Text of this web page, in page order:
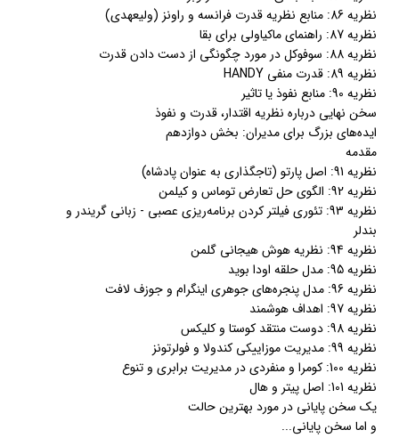
نظریه 86: منابع نظریه قدرت فرانسه و راونز (‌ولیعهدی)
نظریه 87: راهنمای ماکیاولی برای بقا
نظریه 88: سوفوکل در مورد چگونگی از دست دادن قدرت
نظریه 89: قدرت منفی HANDY
نظریه 90: منابع نفوذ یا تاثیر
سخن نهایی درباره نظریه اقتدار، قدرت و نفوذ
ایده‌های بزرگ برای مدیران: بخش دوازدهم
مقدمه
نظریه 91: اصل پارتو (‌تاجگذاری به عنوان پادشاه)
نظریه 92: الگوی حل تعارض توماس و کیلمن
نظریه 93: تئوری فیلتر کردن برنامه‌ریزی عصبی - زبانی گریندر و
بندلر
نظریه 94: نظریه هوش هیجانی گلمن
نظریه 95: مدل حلقه اودا بوید
نظریه 96: مدل پنجره‌های جوهری اینگرام و جوزف لافت
نظریه 97: اهداف هوشمند
نظریه 98: دوست منتقد کوستا و کلیکس
نظریه 99: مدیریت موزاییکی کندولا و فولرتونز
نظریه 100: کومرا و منفردی در مدیریت برابری و تنوع
نظریه 101: اصل پیتر و هال
یک سخن پایانی در مورد بهترین حالت
و اما سخن پایانی...